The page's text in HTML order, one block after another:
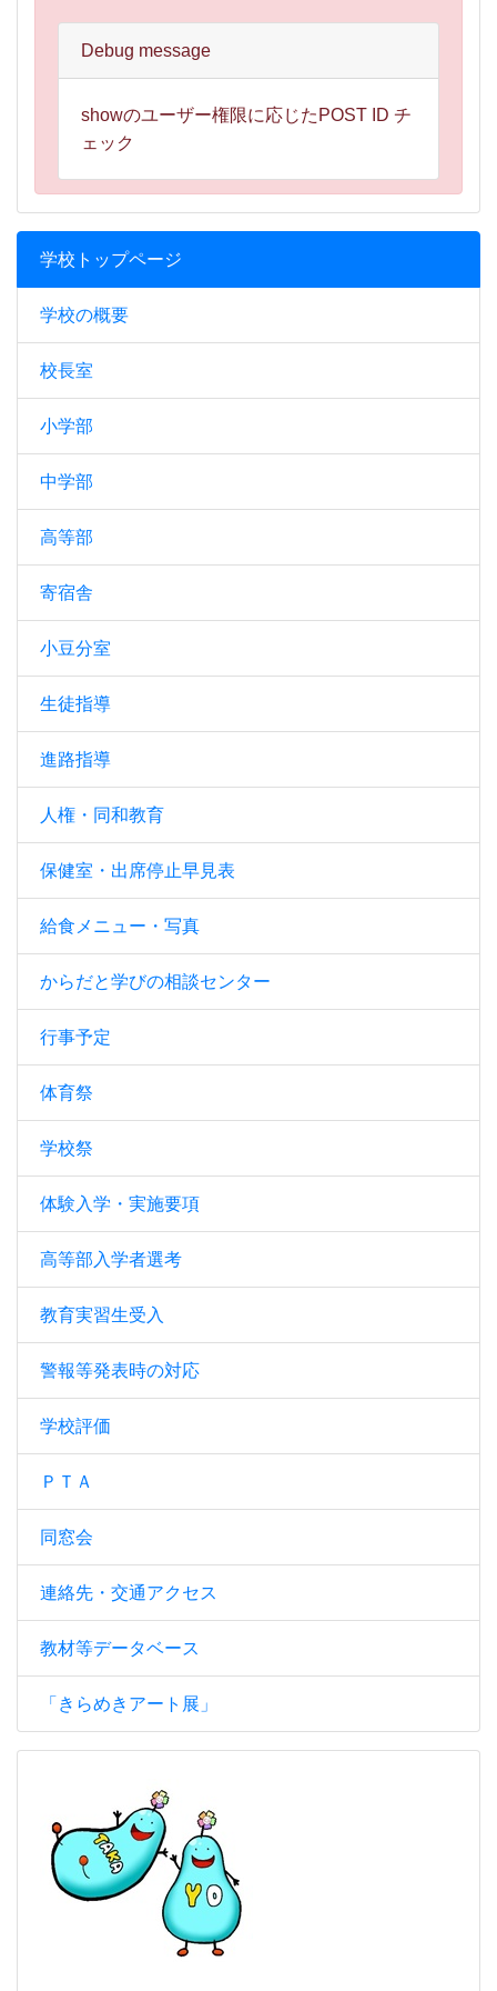
学校トップページ
学校の概要
校長室
小学部
中学部
高等部
寄宿舎
小豆分室
生徒指導
進路指導
人権・同和教育
保健室・出席停止早見表
給食メニュー・写真
からだと学びの相談センター
行事予定
体育祭
学校祭
体験入学・実施要項
高等部入学者選考
教育実習生受入
警報等発表時の対応
学校評価
ＰＴＡ
同窓会
連絡先・交通アクセス
教材等データベース
「きらめきアート展」
Debug message
showのユーザー権限に応じたPOST ID チ
ェック